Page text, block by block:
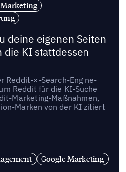
deine eigenen Seiten
die KI stattdessen
Reddit-×-Search-Engine-
Reddit für die KI-Suche
Marketing-Maßnahmen,
Marken von der KI zitiert
Google Marketing